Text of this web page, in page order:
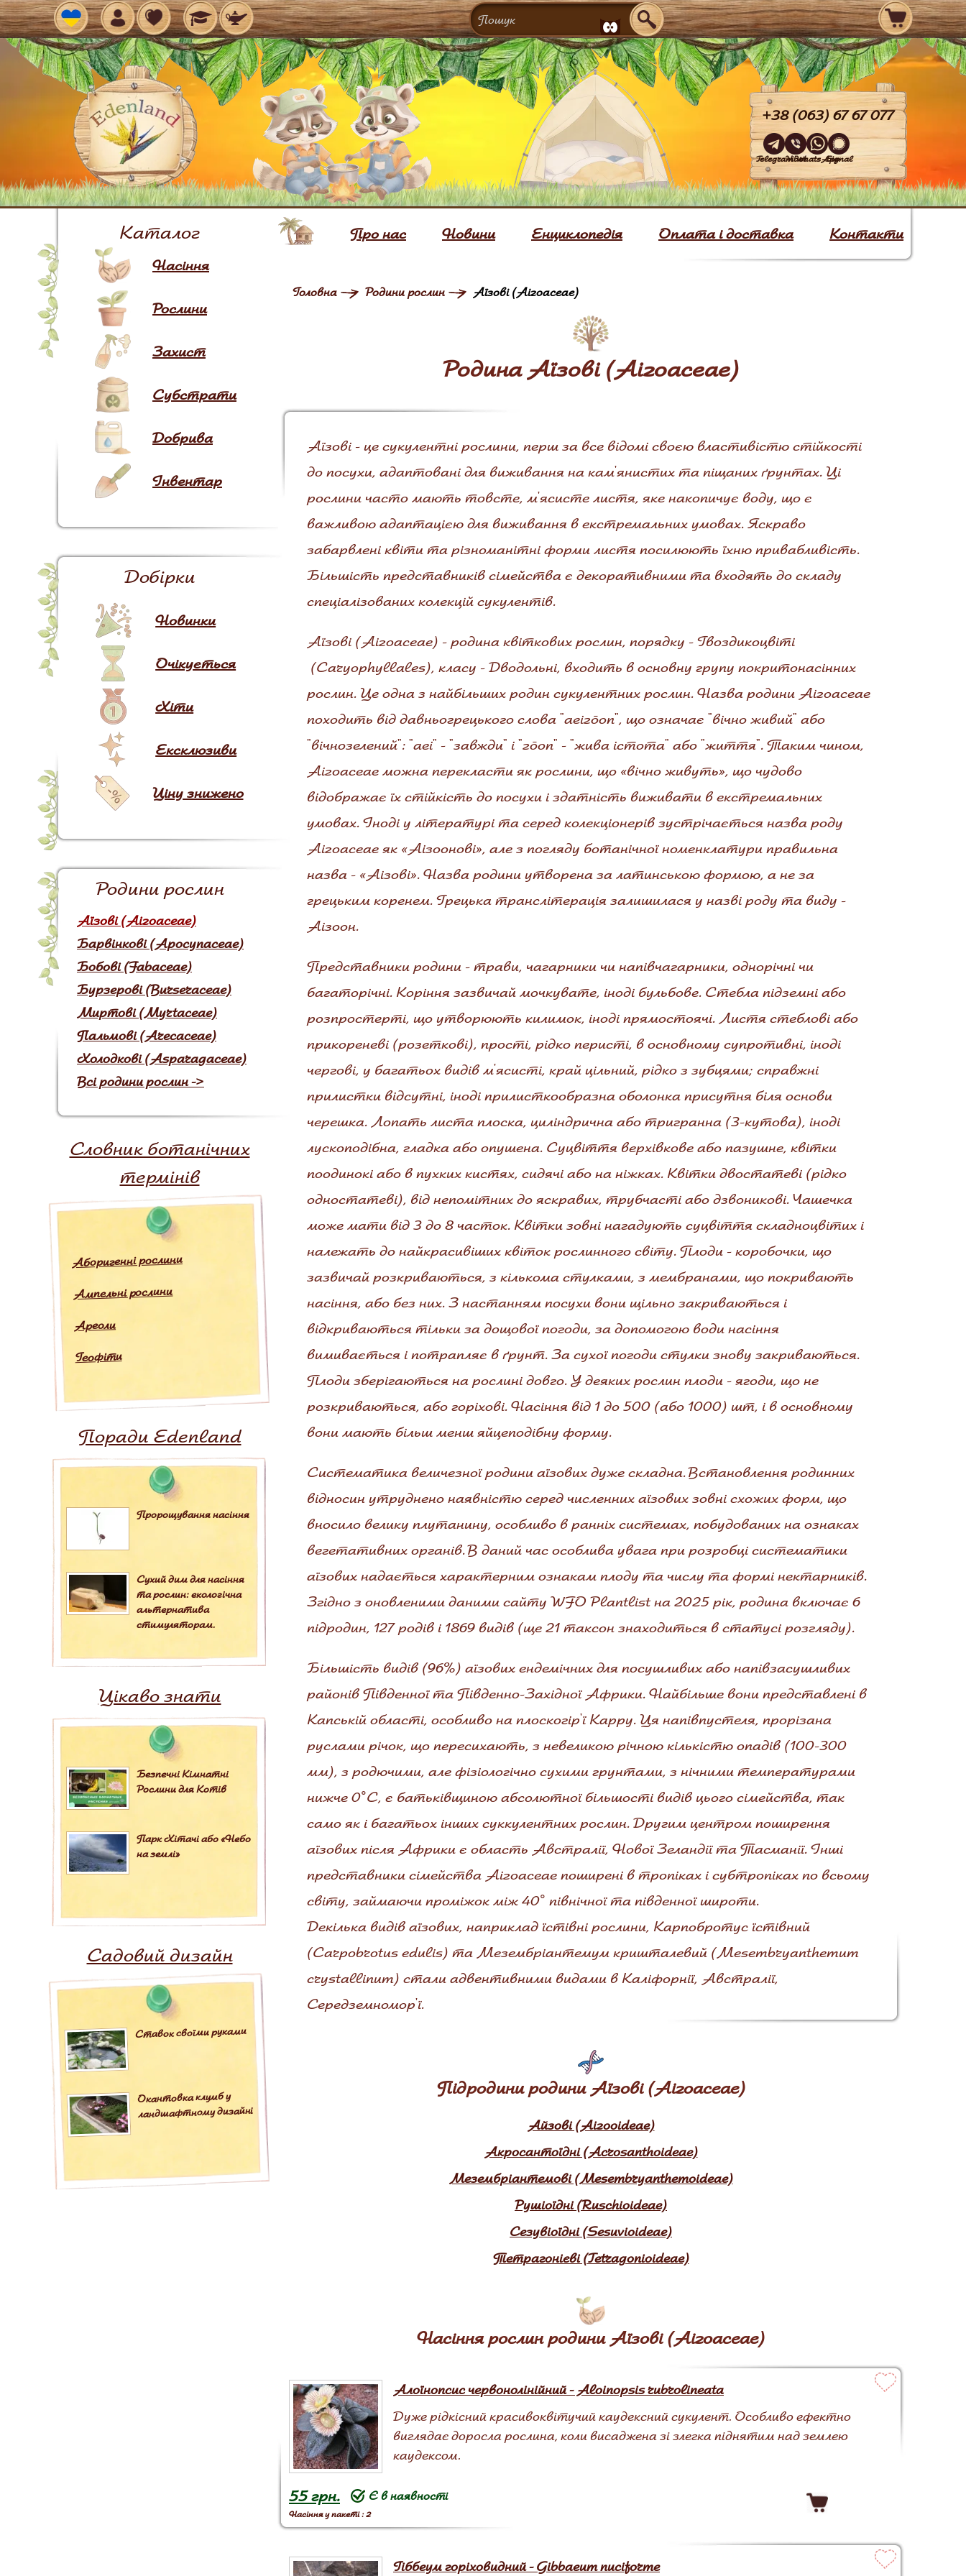
Рос
TelegramViberWhatsAppSignal
+38 (063) 67 67 077
Каталог
Насіння
Рослини
Захист
Субстрати
Добрива
Інвентар
Добірки
Новинки
Очікується
Хіти
Ексклюзиви
Ціну знижено
Родини рослин
Аїзові (Aizoaceae)
Барвінкові (Apocynaceae)
Бобові (Fabaceae)
Бурзерові (Burseraceae)
Миртові (Myrtaceae)
Пальмові (Arecaceae)
Холодкові (Asparagaceae)
Всі родини рослин ->
Словник ботанічних
термінів
Аборигенні рослини
Ампельні рослини
Ареоли
Геофіти
Поради Edenland
Пророщування насіння
Сухий дим для насіння
та рослин: екологічна
альтернатива
стимуляторам.
Цікаво знати
Безпечні Кімнатні
Рослини для Котів
Парк Хітачі або «Небо
на землі»
Садовий дизайн
Ставок своїми руками
Окантовка клумб у
ландшафтному дизайні
Про нас Новини Енциклопедія Оплата і доставка Контакти
Головна Родини рослин Аїзові (Aizoaceae)
Родина Аїзові (Aizoaceae)
Аїзові - це сукулентні рослини, перш за все відомі своєю властивістю стійкості
до посухи, адаптовані для виживання на кам'янистих та піщаних ґрунтах. Ці
рослини часто мають товсте, м'ясисте листя, яке накопичує воду, що є
важливою адаптацією для виживання в екстремальних умовах. Яскраво
забарвлені квіти та різноманітні форми листя посилюють їхню привабливість.
Більшість представників сімейства є декоративними та входять до складу
спеціалізованих колекцій сукулентів.
Аїзові (Aizoaceae) - родина квіткових рослин, порядку - Гвоздикоцвіті
(Caryophyllales), класу - Дводольні, входить в основну групу покритонасінних
рослин. Це одна з найбільших родин сукулентних рослин. Назва родини Aizoaceae
походить від давньогрецького слова "aeizōon", що означає "вічно живий" або
"вічнозелений": "aei" - "завжди" і "zōon" - "жива істота" або "життя". Таким чином,
Aizoaceae можна перекласти як рослини, що «вічно живуть», що чудово
відображає їх стійкість до посухи і здатність виживати в екстремальних
умовах. Іноді у літературі та серед колекціонерів зустрічається назва роду
Aizoaceae як «Аізоонові», але з погляду ботанічної номенклатури правильна
назва - «Аізові». Назва родини утворена за латинською формою, а не за
грецьким коренем. Грецька транслітерація залишилася у назві роду та виду -
Аізоон.
Представники родини - трави, чагарники чи напівчагарники, однорічні чи
багаторічні. Коріння зазвичай мочкувате, іноді бульбове. Стебла підземні або
розпростерті, що утворюють килимок, іноді прямостоячі. Листя стеблові або
прикореневі (розеткові), прості, рідко перисті, в основному супротивні, іноді
чергові, у багатьох видів м'ясисті, край цільний, рідко з зубцями; справжні
прилистки відсутні, іноді прилисткообразна оболонка присутня біля основи
черешка. Лопать листа плоска, циліндрична або тригранна (3-кутова), іноді
лускоподібна, гладка або опушена. Суцвіття верхівкове або пазушне, квітки
поодинокі або в пухких кистях, сидячі або на ніжках. Квітки двостатеві (рідко
одностатеві), від непомітних до яскравих, трубчасті або дзвоникові. Чашечка
може мати від 3 до 8 часток. Квітки зовні нагадують суцвіття складноцвітих і
належать до найкрасивіших квіток рослинного світу. Плоди - коробочки, що
зазвичай розкриваються, з кількома стулками, з мембранами, що покривають
насіння, або без них. З настанням посухи вони щільно закриваються і
відкриваються тільки за дощової погоди, за допомогою води насіння
вимивається і потрапляє в ґрунт. За сухої погоди стулки знову закриваються.
Плоди зберігаються на рослині довго. У деяких рослин плоди - ягоди, що не
розкриваються, або горіхові. Насіння від 1 до 500 (або 1000) шт, і в основному
вони мають більш менш яйцеподібну форму.
Систематика величезної родини аїзових дуже складна. Встановлення родинних
відносин утруднено наявністю серед численних аїзових зовні схожих форм, що
вносило велику плутанину, особливо в ранніх системах, побудованих на ознаках
вегетативних органів. В даний час особлива увага при розробці систематики
аїзових надається характерним ознакам плоду та числу та формі нектарників.
Згідно з оновленими даними сайту WFO Plantlist на 2025 рік, родина включає 6
підродин, 127 родів і 1869 видів (ще 21 таксон знаходиться в статусі розгляду).
Більшість видів (96%) аїзових ендемічних для посушливих або напівзасушливих
районів Південної та Південно-Західної Африки. Найбільше вони представлені в
Капській області, особливо на плоскогір'ї Карру. Ця напівпустеля, прорізана
руслами річок, що пересихають, з невеликою річною кількістю опадів (100-300
мм), з родючими, але фізіологічно сухими грунтами, з нічними температурами
нижче 0°С, є батьківщиною абсолютної більшості видів цього сімейства, так
само як і багатьох інших суккулентних рослин. Другим центром поширення
аїзових після Африки є область Австралії, Нової Зеландії та Тасманії. Інші
представники сімейства Aizoaceae поширені в тропіках і субтропіках по всьому
світу, займаючи проміжок між 40° північної та південної широти.
Декілька видів аїзових, наприклад їстівні рослини, Карпобротус їстівний
(Carpobrotus edulis) та Мезембріантемум кришталевий (Mesembryanthemum
crystallinum) стали адвентивними видами в Каліфорнії, Австралії,
Середземномор'ї.
Підродини родини Аїзові (Aizoaceae)
Айзові (Aizooideae)
Акросантоїдні (Acrosanthoideae)
Мезембріантемові (Mesembryanthemoideae)
Рушіоїдні (Ruschioideae)
Сезувіоїдні (Sesuvioideae)
Тетрагонієві (Tetragonioideae)
Насіння рослин родини Аїзові (Aizoaceae)
Алоїнопсис червонолінійний - Aloinopsis rubrolineata
Дуже рідкісний красивоквітучий каудексний сукулент. Особливо ефектно
виглядає доросла рослина, коли висаджена зі злегка піднятим над землею
каудексом.
55 грн. Є в наявності
Насіння у пакеті : 2
Гіббеум горіховидний - Gibbaeum nuciforme